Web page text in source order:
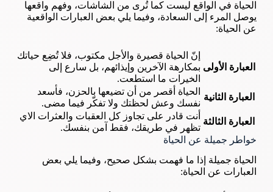
الحياة في الواقع ليست كما تُرى من الشاشات، وفهم واقعها
يوصل المرء إلى السعادة، وفيما يلي بعض العبارات الواقعية
عن الحياة:
العبارة الأولى
إنّ الحياة قصيرة والأجل مكتوب، فلا تُضِع حياتك
بمكارهة الآخرين وإيذائهم، بل سارع إلى
الخيرات ما استطعت.
العبارة الثانية
الحياة أقصر من أن تضيعها بالحزن، فأسعد
نفسك وعش لحظتك ولا تفكّر فيما مضى.
العبارة الثالثة
أنت قادر على تجاوز كل العقبات والعثرات الاي
تظهر في طريقك، فقط آمن بنفسك.
خواطر جميلة عن الحياة
الحياة جميلة إذا ما فهمت بشكل صحيح، وفيما يلي بعض
العبارات عن الحياة: